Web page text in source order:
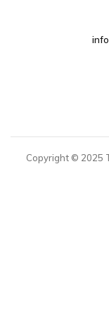
Copyright © 2025